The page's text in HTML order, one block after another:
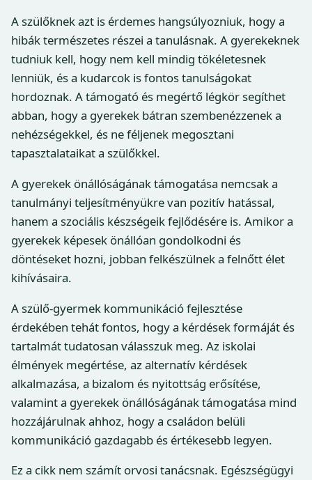
A szülőknek azt is érdemes hangsúlyozniuk, hogy a
hibák természetes részei a tanulásnak. A gyerekeknek
tudniuk kell, hogy nem kell mindig tökéletesnek
lenniük, és a kudarcok is fontos tanulságokat
hordoznak. A támogató és megértő légkör segíthet
abban, hogy a gyerekek bátran szembenézzenek a
nehézségekkel, és ne féljenek megosztani
tapasztalataikat a szülőkkel.
A gyerekek önállóságának támogatása nemcsak a
tanulmányi teljesítményükre van pozitív hatással,
hanem a szociális készségeik fejlődésére is. Amikor a
gyerekek képesek önállóan gondolkodni és
döntéseket hozni, jobban felkészülnek a felnőtt élet
kihívásaira.
A szülő-gyermek kommunikáció fejlesztése
érdekében tehát fontos, hogy a kérdések formáját és
tartalmát tudatosan válasszuk meg. Az iskolai
élmények megértése, az alternatív kérdések
alkalmazása, a bizalom és nyitottság erősítése,
valamint a gyerekek önállóságának támogatása mind
hozzájárulnak ahhoz, hogy a családon belüli
kommunikáció gazdagabb és értékesebb legyen.
Ez a cikk nem számít orvosi tanácsnak. Egészségügyi